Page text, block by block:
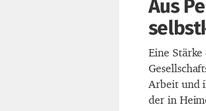
Aus
Eine
Arbeit und
der in